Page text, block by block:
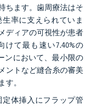
ちます。歯周療法はそ
率に支えられていま
ディアの可視性が患者
けて最も速い7.40%の
ンにおいて、最小限の
ントなど縫合糸の審美
。
体挿入にフラップ管